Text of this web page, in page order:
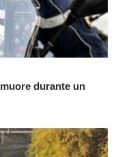
durante un